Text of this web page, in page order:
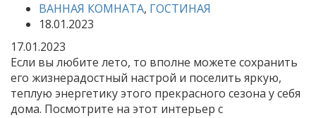
ВАННАЯ КОМНАТА, ГОСТИНАЯ
18.01.2023
17.01.2023
Если вы любите лето, то вполне можете сохранить
его жизнерадостный настрой и поселить яркую,
теплую энергетику этого прекрасного сезона у себя
дома. Посмотрите на этот интерьер с